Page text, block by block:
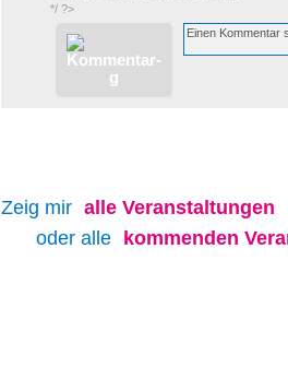
*/ ?>
Zeig mir alle Veranstaltungen
oder alle
kommenden